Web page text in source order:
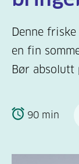
Denne
en fin
Bør absolutt
90 min